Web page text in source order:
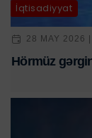
İqtisadiyyat
28 MAY 2026
Hörmüz